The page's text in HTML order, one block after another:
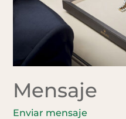
Mensaje
Enviar mensaje